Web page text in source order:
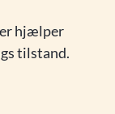
hjælper
tilstand.